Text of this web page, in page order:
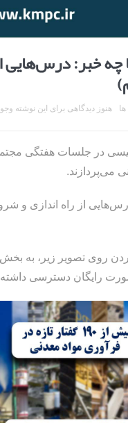
چه خبر: درس‌هایی
هنوز دیدگاهی برای این نوشته
در جلسات هفتگی
می‌پردازند.
در تاریخ 10 تیر 1403 با موضوع
روی تصویر زیر، به
رایگان دسترسی داشته